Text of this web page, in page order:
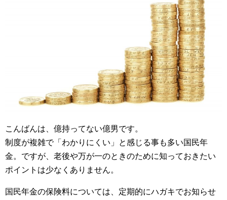
こんばんは、億持ってない億男です。
制度が複雑で「わかりにくい」と感じる事も多い国民年
金。ですが、老後や万が一のときのために知っておきたい
ポイントは少なくありません。
国民年金の保険料については、定期的にハガキでお知らせ